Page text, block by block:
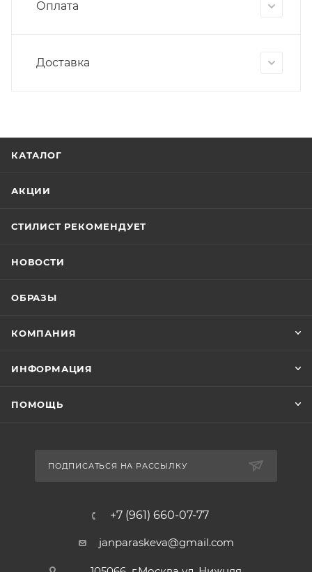
Оплата
Доставка
КАТАЛОГ
АКЦИИ
СТИЛИСТ РЕКОМЕНДУЕТ
НОВОСТИ
ОБРАЗЫ
КОМПАНИЯ
ИНФОРМАЦИЯ
ПОМОЩЬ
ПОДПИСАТЬСЯ НА РАССЫЛКУ
+7 (961) 660-07-77
janparaskeva@gmail.com